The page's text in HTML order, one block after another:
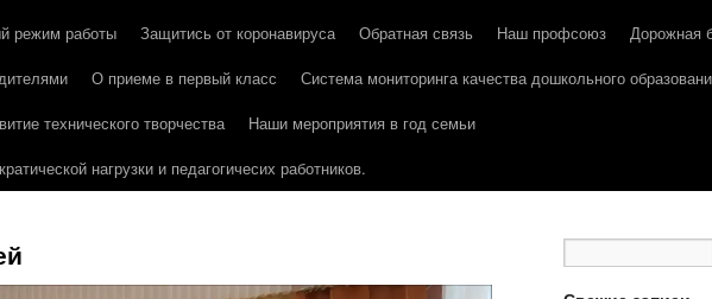
режим работы Защитись от коронавируса Обратная связь Наш профсоюз
Дорожная
О приеме в первый класс
Система мониторинга качества дошкольного
технического творчества
Наши мероприятия в год семьи
нагрузки и педагогичесих работников.